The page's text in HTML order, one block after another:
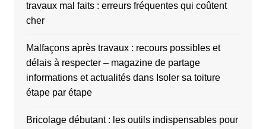
travaux mal faits : erreurs fréquentes qui coûtent
cher
Malfaçons après travaux : recours possibles et
délais à respecter – magazine de partage
informations et actualitésdans Isoler sa toiture
étape par étape
Bricolage débutant : les outils indispensables pour